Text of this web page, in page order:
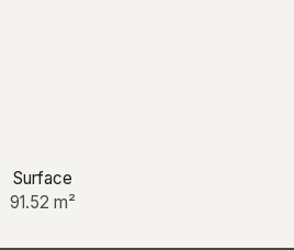
Surface
91.52m²